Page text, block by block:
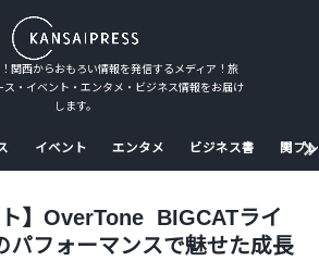
関西からおもろい情報を発信するメディア！旅
ス・イベント・エンタメ・ビジネス情報をお届け
します。
イベント エンタメ ビジネス書 関プ
ト】OverTone BIGCATライ
パフォーマンスで魅せた成長